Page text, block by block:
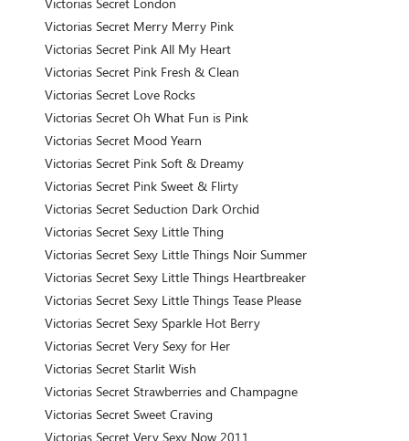
Victorias Secret Merry Merry Pink
Victorias Secret Pink All My Heart
Victorias Secret Pink Fresh & Clean
Victorias Secret Love Rocks
Victorias Secret Oh What Fun is Pink
Victorias Secret Mood Yearn
Victorias Secret Pink Soft & Dreamy
Victorias Secret Pink Sweet & Flirty
Victorias Secret Seduction Dark Orchid
Victorias Secret Sexy Little Thing
Victorias Secret Sexy Little Things Noir Summer
Victorias Secret Sexy Little Things Heartbreaker
Victorias Secret Sexy Little Things Tease Please
Victorias Secret Sexy Sparkle Hot Berry
Victorias Secret Very Sexy for Her
Victorias Secret Starlit Wish
Victorias Secret Strawberries and Champagne
Victorias Secret Sweet Craving
Victorias Secret Very Sexy Now 2011